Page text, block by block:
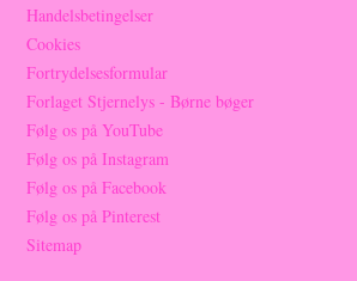
Handelsbetingelser
Cookies
Fortrydelsesformular
Forlaget Stjernelys - Børne bøger
Følg os på YouTube
Følg os på Instagram
Følg os på Facebook
Følg os på Pinterest
Sitemap